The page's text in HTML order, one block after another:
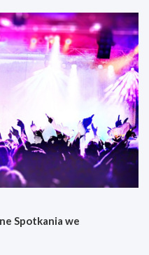
Spotkania we